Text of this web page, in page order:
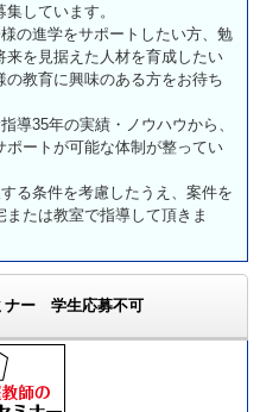
しています。
の進学をサポートしたい方、勉
来を見据えた人材を育成したい
の教育に興味のある方をお待ち
導35年の実績・ノウハウから、
ポートが可能な体制が整ってい
る条件を考慮したうえ、案件を
または教室で指導して頂きま
ナー学生応募不可